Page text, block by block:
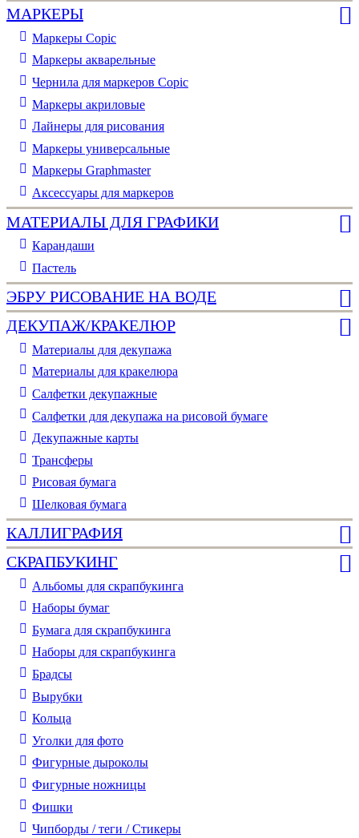
МАРКЕРЫ
Маркеры Copic
Маркеры акварельные
Чернила для маркеров Copic
Маркеры акриловые
Лайнеры для рисования
Маркеры универсальные
Маркеры Graphmaster
Аксессуары для маркеров
МАТЕРИАЛЫ ДЛЯ ГРАФИКИ
Карандаши
Пастель
ЭБРУ РИСОВАНИЕ НА ВОДЕ
ДЕКУПАЖ/КРАКЕЛЮР
Материалы для декупажа
Материалы для кракелюра
Cалфетки декупажные
Салфетки для декупажа на рисовой бумаге
Декупажные карты
Трансферы
Рисовая бумага
Шелковая бумага
КАЛЛИГРАФИЯ
СКРАПБУКИНГ
Альбомы для скрапбукинга
Наборы бумаг
Бумага для скрапбукинга
Наборы для скрапбукинга
Брадсы
Вырубки
Кольца
Уголки для фото
Фигурные дыроколы
Фигурные ножницы
Фишки
Чипборды / теги / Стикеры